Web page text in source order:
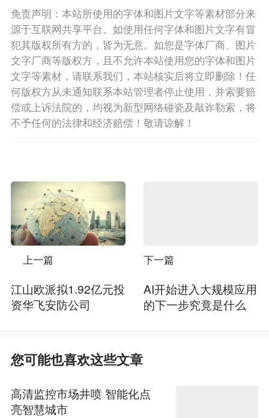
免责声明：本站所使用的字体和图片文字等素材部分来
源于互联网共享平台。如使用任何字体和图片文字有冒
犯其版权所有方的，皆为无意。如您是字体厂商、图片
文字厂商等版权方，且不允许本站使用您的字体和图片
文字等素材，请联系我们，本站核实后将立即删除！任
何版权方从未通知联系本站管理者停止使用，并索要赔
偿或上诉法院的，均视为新型网络碰瓷及敲诈勒索，将
不予任何的法律和经济赔偿！敬请谅解！
上一篇
江山欧派拟1.92亿元投
资华飞安防公司
下一篇
AI开始进入大规模应用
的下一步究竟是什么
您可能也喜欢这些文章
高清监控市场井喷 智能化点
亮智慧城市